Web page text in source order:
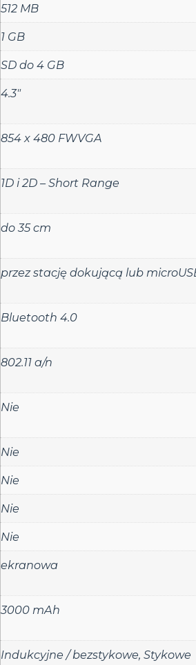
512 MB
1 GB
SD do 4 GB
4.3"
854 x 480 FWVGA
1D i 2D – Short Range
do 35 cm
przez stację dokującą lub
Bluetooth 4.0
802.11 a/n
Nie
Nie
Nie
Nie
Nie
ekranowa
3000 mAh
Indukcyjne / bezstykowe, Stykowe